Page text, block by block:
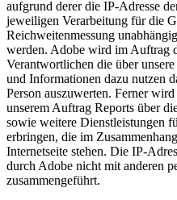
aufgrund derer die IP-Adresse
jeweiligen Verarbeitung für die
Reichweitenmessung
werden. Adobe wird im Auftrag
Verantwortlichen die über
und Informationen dazu nutzen
Person auszuwerten. Ferner
unserem Auftrag Reports über
sowie weitere Dienstleistungen
erbringen, die im
Internetseite stehen. Die IP-
durch Adobe nicht mit anderen
zusammengeführt.